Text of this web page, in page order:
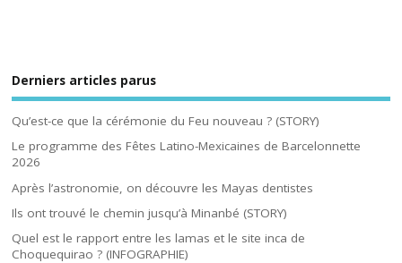
Derniers articles parus
Qu’est-ce que la cérémonie du Feu nouveau ? (STORY)
Le programme des Fêtes Latino-Mexicaines de Barcelonnette
2026
Après l’astronomie, on découvre les Mayas dentistes
Ils ont trouvé le chemin jusqu’à Minanbé (STORY)
Quel est le rapport entre les lamas et le site inca de
Choquequirao ? (INFOGRAPHIE)